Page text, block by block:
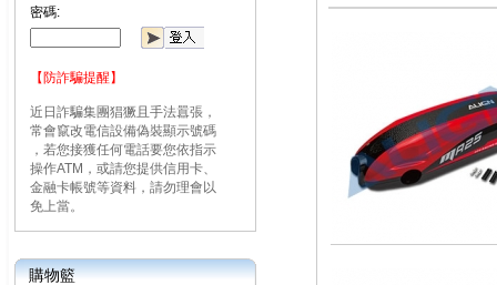
密碼:
【防詐騙提醒】
近日詐騙集團猖獗且手法囂張，
常會竄改電信設備偽裝顯示號碼
，若您接獲任何電話要您依指示
操作ATM，或請您提供信用卡、
金融卡帳號等資料，請勿理會以
免上當。
購物籃